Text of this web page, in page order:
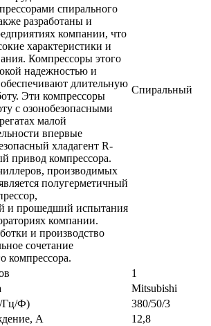
спирального
разработаны и
компании, что
характеристики и
Компрессоры этого
надежностью и
длительную
Эти компрессоры
с озонобезопасными
малой
впервые
хладагент R-
привод компрессора.
производимых
полугерметичный
и прошедший испытания
компании.
и производство
сочетание
компрессора.
Спиральный
1
Mitsubishi
Гц/Ф)
380/50/3
А
12,8